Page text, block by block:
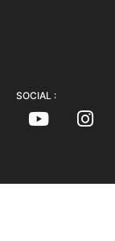
SOCIAL :